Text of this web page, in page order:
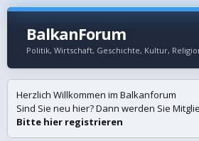
BalkanForum
Politik, Wirtschaft, Geschichte, Kultur,
Herzlich Willkommen im Balkanforum
Sind Sie neu hier? Dann werden Sie
Bitte hier registrieren